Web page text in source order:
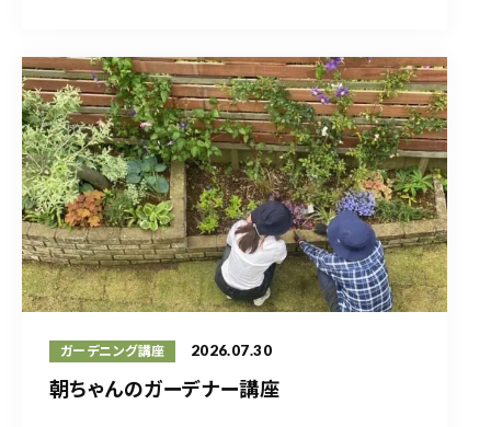
ガーデニング講座 2026.07.30
朝ちゃんのガーデナー講座